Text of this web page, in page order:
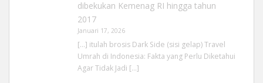
dibekukan Kemenag RI hingga tahun
2017
Januari 17, 2026
[…] itulah brosis Dark Side (sisi gelap) Travel
Umrah di Indonesia: Fakta yang Perlu Diketahui
Agar Tidak Jadi […]